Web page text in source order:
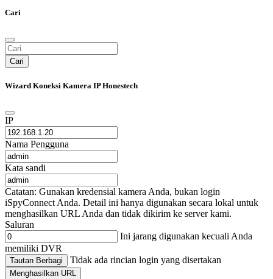
Cari
Cari
Wizard Koneksi Kamera IP Honestech
IP
Nama Pengguna
Kata sandi
Catatan: Gunakan kredensial kamera Anda, bukan login
iSpyConnect Anda. Detail ini hanya digunakan secara lokal untuk
menghasilkan URL Anda dan tidak dikirim ke server kami.
Saluran
Ini jarang digunakan kecuali Anda
memiliki DVR
Tautan Berbagi Tidak ada rincian login yang disertakan
Menghasilkan URL